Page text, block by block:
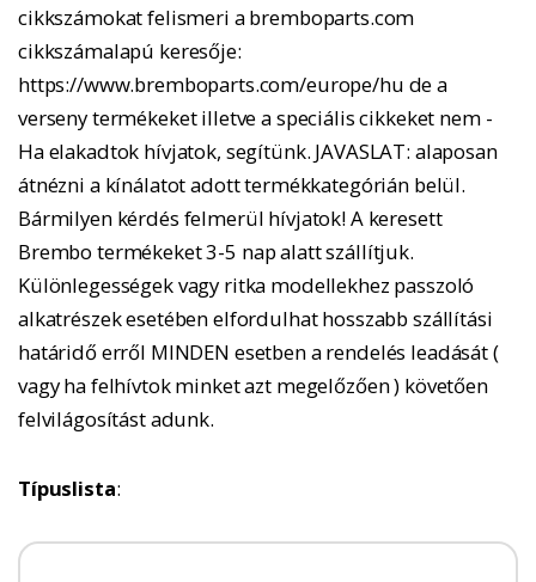
cikkszámokat felismeri a bremboparts.com
cikkszámalapú keresője:
https://www.bremboparts.com/europe/hu de a
verseny termékeket illetve a speciális cikkeket nem -
Ha elakadtok hívjatok, segítünk. JAVASLAT: alaposan
átnézni a kínálatot adott termékkategórián belül.
Bármilyen kérdés felmerül hívjatok! A keresett
Brembo termékeket 3-5 nap alatt szállítjuk.
Különlegességek vagy ritka modellekhez passzoló
alkatrészek esetében elfordulhat hosszabb szállítási
határidő erről MINDEN esetben a rendelés leadását (
vagy ha felhívtok minket azt megelőzően ) követően
felvilágosítást adunk.
Típuslista: